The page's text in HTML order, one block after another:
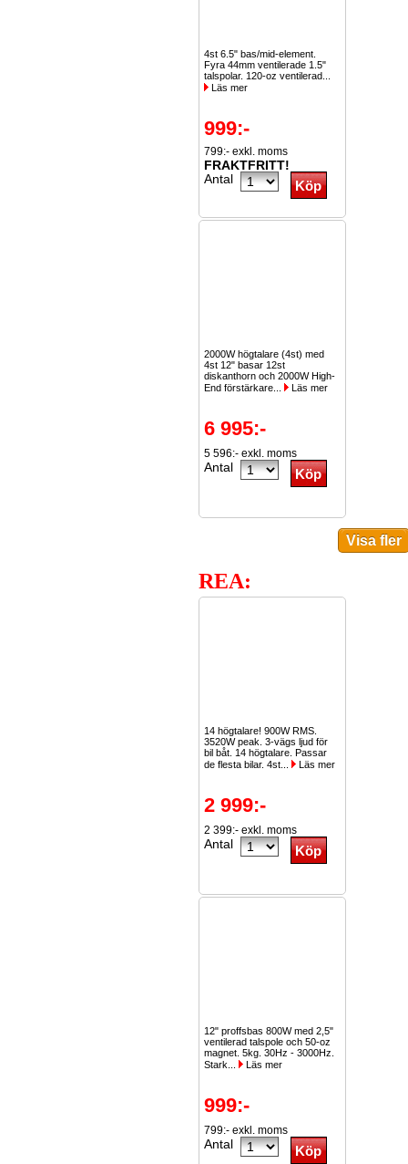
4st 6.5" bas/mid-element.
Fyra 44mm ventilerade 1.5"
talspolar. 120-oz ventilerad...
Läs mer
999:-
799:- exkl. moms
FRAKTFRITT!
Antal
2000W högtalare (4st) med
4st 12" basar 12st
diskanthorn och 2000W High-
End förstärkare...
Läs mer
6 995:-
5 596:- exkl. moms
Antal
REA:
14 högtalare! 900W RMS.
3520W peak. 3-vägs ljud för
bil båt. 14 högtalare. Passar
de flesta bilar. 4st...
Läs mer
2 999:-
2 399:- exkl. moms
Antal
12" proffsbas 800W med 2,5"
ventilerad talspole och 50-oz
magnet. 5kg. 30Hz - 3000Hz.
Stark...
Läs mer
999:-
799:- exkl. moms
Antal